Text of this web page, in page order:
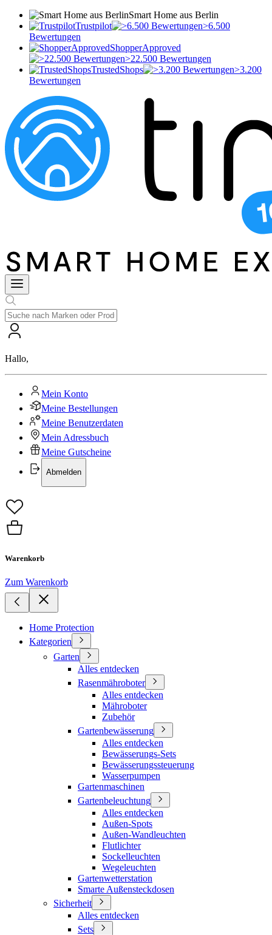
Smart Home aus Berlin
Trustpilot
>6.500
Bewertungen
ShopperApproved
>22.500 Bewertungen
TrustedShops
>3.200
Bewertungen
Hallo,
Mein Konto
Meine Bestellungen
Meine Benutzerdaten
Mein Adressbuch
Meine Gutscheine
Abmelden
Warenkorb
Zum Warenkorb
Home Protection
Kategorien
Garten
Alles entdecken
Rasenmähroboter
Alles entdecken
Mähroboter
Zubehör
Gartenbewässerung
Alles entdecken
Bewässerungs-Sets
Bewässerungssteuerung
Wasserpumpen
Gartenmaschinen
Gartenbeleuchtung
Alles entdecken
Außen-Spots
Außen-Wandleuchten
Flutlichter
Sockelleuchten
Wegeleuchten
Gartenwetterstation
Smarte Außensteckdosen
Sicherheit
Alles entdecken
Sets